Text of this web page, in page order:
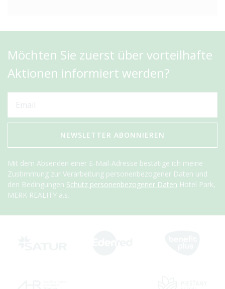
Möchten Sie zuerst über vorteilhafte
Aktionen informiert werden?
NEWSLETTER ABONNIEREN
Mit dem Absenden einer E-Mail-Adresse bestätige ich meine
Zustimmung zur Verarbeitung personenbezogener Daten und
den Bedingungen Schutz personenbezogener Daten Hotel Park,
MERK REALITY a.s.